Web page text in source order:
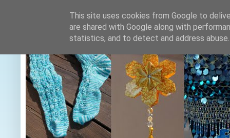
This site uses cookies from Google to
are shared with Google along with
statistics, and to detect and address abuse.